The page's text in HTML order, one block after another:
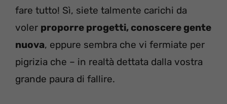
fare tutto! Sì, siete talmente carichi da
voler proporre progetti, conoscere gente
nuova, eppure sembra che vi fermiate per
pigrizia che – in realtà dettata dalla vostra
grande paura di fallire.